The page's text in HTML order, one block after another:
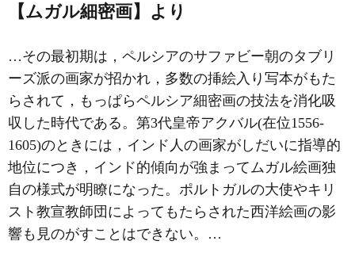
【ムガル細密画】より
…その最初期は，ペルシアのサファビー朝のタブリ
ーズ派の画家が招かれ，多数の挿絵入り写本がもた
らされて，もっぱらペルシア細密画の技法を消化吸
収した時代である。第3代皇帝アクバル(在位1556‐
1605)のときには，インド人の画家がしだいに指導的
地位につき，インド的傾向が強まってムガル絵画独
自の様式が明瞭になった。ポルトガルの大使やキリ
スト教宣教師団によってもたらされた西洋絵画の影
響も見のがすことはできない。…